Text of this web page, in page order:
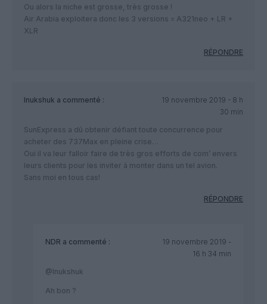
Ou alors la niche est grosse, très grosse !
Air Arabia exploitera donc les 3 versions = A321neo + LR +
XLR
RÉPONDRE
Inukshuk a commenté :
19 novembre 2019 - 8 h
30 min
SunExpress a dû obtenir défiant toute concurrence pour
acheter des 737Max en pleine crise…
Oui il va leur falloir faire de très gros efforts de com’ envers
leurs clients pour les inviter à monter dans un tel avion.
Sans moi en tous cas!
RÉPONDRE
NDR a commenté :
19 novembre 2019 -
16 h 34 min
@Inukshuk
Ah bon ?